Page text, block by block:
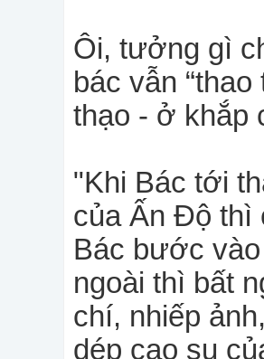
Ôi, tưởng gì
bác vẫn
thạo - ở khắp
"Khi Bác tới
của Ấn Độ thì
Bác bước
ngoài thì bất
chí, nhiếp
dép cao su